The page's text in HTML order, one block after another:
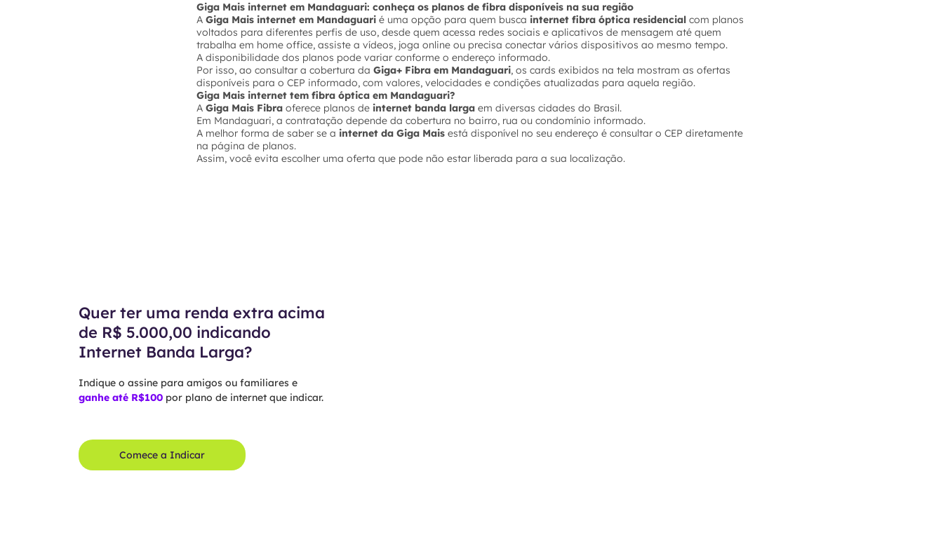
Giga Mais internet em Mandaguari: conheça os planos de fibra disponíveis na sua região
A Giga Mais internet em Mandaguari é uma opção para quem busca internet fibra óptica residencial com planos
voltados para diferentes perfis de uso, desde quem acessa redes sociais e aplicativos de mensagem até quem
trabalha em home office, assiste a vídeos, joga online ou precisa conectar vários dispositivos ao mesmo tempo.
A disponibilidade dos planos pode variar conforme o endereço informado.
Por isso, ao consultar a cobertura da Giga+ Fibra em Mandaguari, os cards exibidos na tela mostram as ofertas
disponíveis para o CEP informado, com valores, velocidades e condições atualizadas para aquela região.
Giga Mais internet tem fibra óptica em Mandaguari?
A Giga Mais Fibra oferece planos de internet banda larga em diversas cidades do Brasil.
Em Mandaguari, a contratação depende da cobertura no bairro, rua ou condomínio informado.
A melhor forma de saber se a internet da Giga Mais está disponível no seu endereço é consultar o CEP diretamente
na página de planos.
Assim, você evita escolher uma oferta que pode não estar liberada para a sua localização.
Quer ter uma renda extra acima
de R$ 5.000,00 indicando
Internet Banda Larga?
Indique o assine para amigos ou familiares e
ganhe até R$100por plano de internet que indicar.
Comece a Indicar